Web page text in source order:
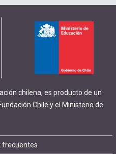
chilena, es producto de un
Chile y el Ministerio de
frecuentes